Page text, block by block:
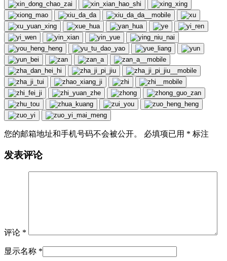
您的邮箱地址和手机号码不会被公开。 必填项已用 * 标注
发表评论
评论 *
显示名称 *